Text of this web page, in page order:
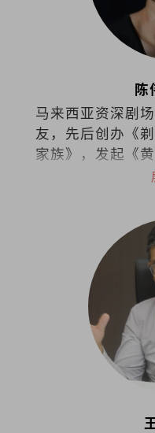
陈
马来西亚资深剧
友，先后创办《
家族》，发起《
乐基地